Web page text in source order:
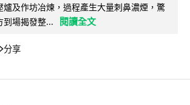
爐及作坊冶煉，過程產生大量刺鼻濃煙，驚
到場揭發整...
閱讀全文
分享